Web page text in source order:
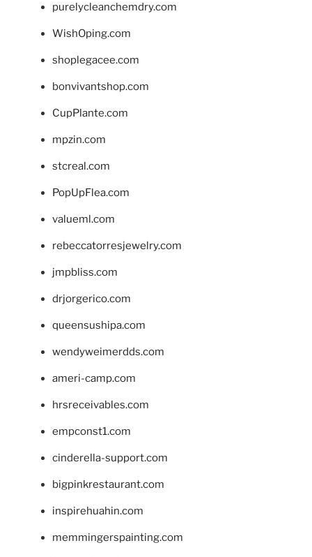
purelycleanchemdry.com
WishOping.com
shoplegacee.com
bonvivantshop.com
CupPlante.com
mpzin.com
stcreal.com
PopUpFlea.com
valueml.com
rebeccatorresjewelry.com
jmpbliss.com
drjorgerico.com
queensushipa.com
wendyweimerdds.com
ameri-camp.com
hrsreceivables.com
empconst1.com
cinderella-support.com
bigpinkrestaurant.com
inspirehuahin.com
memmingerspainting.com